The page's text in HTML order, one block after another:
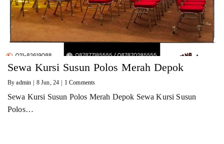
Sewa Kursi Susun Polos Merah Depok
Byadmin | 8 Jun, 24 | 1 Comments
Sewa Kursi Susun Polos Merah Depok Sewa Kursi Susun
Polos…